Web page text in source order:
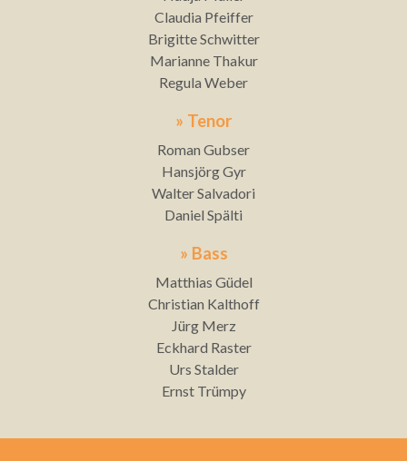
Claudia Pfeiffer
Brigitte Schwitter
Marianne Thakur
Regula Weber
» Tenor
Roman Gubser
Hansjörg Gyr
Walter Salvadori
Daniel Spälti
» Bass
Matthias Güdel
Christian Kalthoff
Jürg Merz
Eckhard Raster
Urs Stalder
Ernst Trümpy